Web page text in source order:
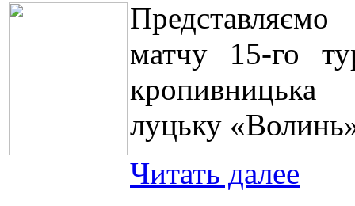
матчу 15-го
луцьку
Читать далее